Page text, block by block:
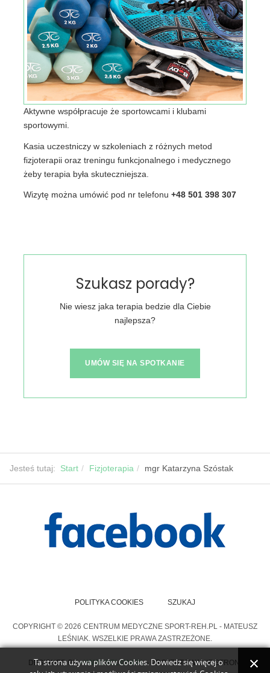
Aktywne współpracuje że sportowcami i klubami
sportowymi.
Kasia uczestniczy w szkoleniach z różnych metod
fizjoterapii oraz treningu funkcjonalnego i medycznego
żeby terapia była skuteczniejsza.
Wizytę można umówić pod nr telefonu +48 501 398 307
Szukasz porady?
Nie wiesz jaka terapia bedzie dla Ciebie
najlepsza?
UMÓW SIĘ NA SPOTKANIE
Jesteś tutaj: Start Fizjoterapia mgr Katarzyna Szóstak
POLITYKA COOKIES SZUKAJ
COPYRIGHT © 2026 CENTRUM MEDYCZNE SPORT-REH.PL - MATEUSZ
LEŚNIAK. WSZELKIE PRAWA ZASTRZEŻONE.
DESIGNED BY>WWW.SOLIDNI.PL- PROJEKTOWANIE STRON.
Ta strona używa plików Cookies. Dowiedz się więcej o